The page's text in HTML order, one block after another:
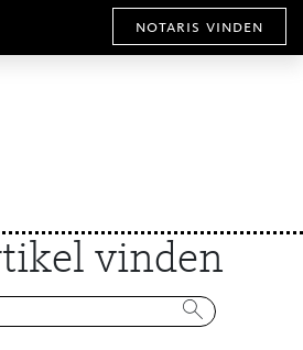
notaris vinden
vinden